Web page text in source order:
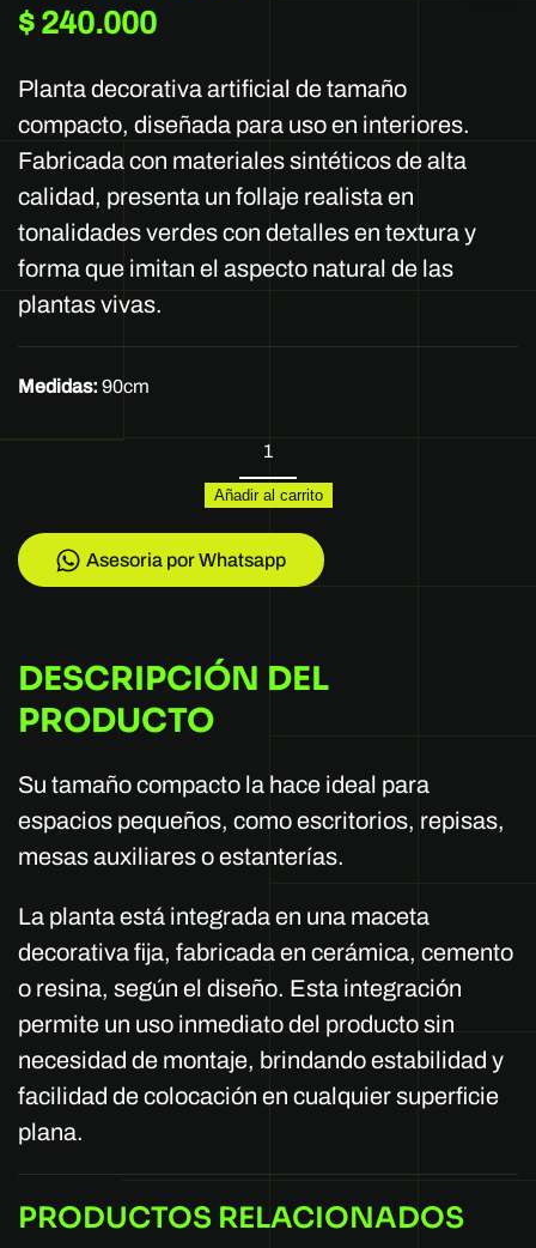
$ 240.000
Planta decorativa artificial de tamaño
compacto, diseñada para uso en interiores.
Fabricada con materiales sintéticos de alta
calidad, presenta un follaje realista en
tonalidades verdes con detalles en textura y
forma que imitan el aspecto natural de las
plantas vivas.
Medidas: 90cm
cantidad
Añadir al carrito
Asesoria por Whatsapp
DESCRIPCIÓN DEL
PRODUCTO
Su tamaño compacto la hace ideal para
espacios pequeños, como escritorios, repisas,
mesas auxiliares o estanterías.
La planta está integrada en una maceta
decorativa fija, fabricada en cerámica, cemento
o resina, según el diseño. Esta integración
permite un uso inmediato del producto sin
necesidad de montaje, brindando estabilidad y
facilidad de colocación en cualquier superficie
plana.
PRODUCTOS RELACIONADOS